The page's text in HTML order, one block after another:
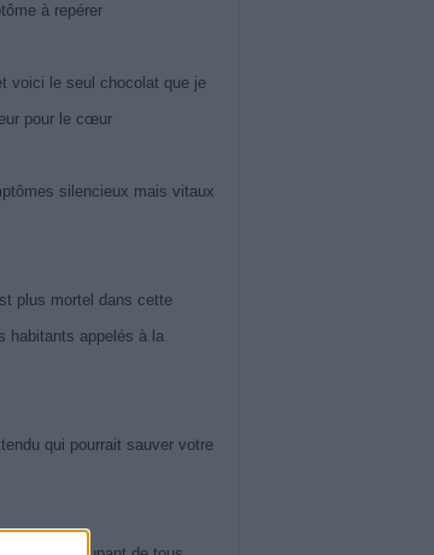
à repérer
voici le seul chocolat que je
pour le cœur
silencieux mais vitaux
plus mortel dans cette
habitants appelés à la
qui pourrait sauver votre